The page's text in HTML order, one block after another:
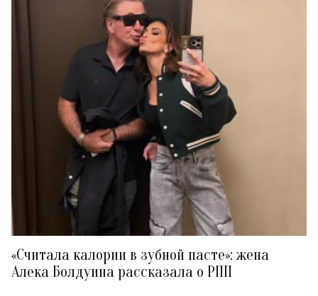
«Считала калории в зубной пасте»: жена
Алека Болдуина рассказала о РПП